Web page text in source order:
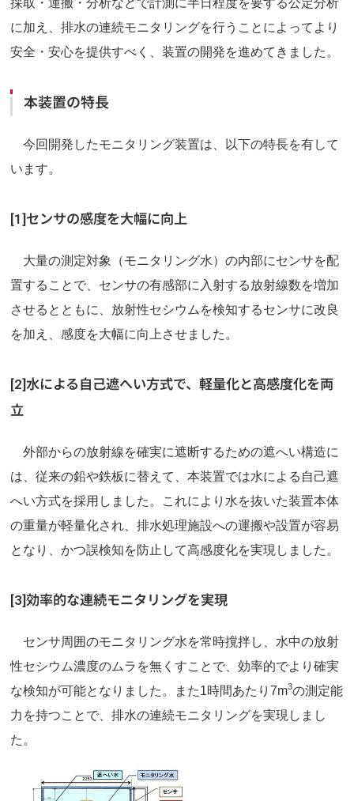
採取・運搬・分析などで計測に半日程度を要する公定分析
に加え、排水の連続モニタリングを行うことによってより
安全・安心を提供すべく、装置の開発を進めてきました。
本装置の特長
今回開発したモニタリング装置は、以下の特長を有して
います。
[1]センサの感度を大幅に向上
大量の測定対象（モニタリング水）の内部にセンサを配
置することで、センサの有感部に入射する放射線数を増加
させるとともに、放射性セシウムを検知するセンサに改良
を加え、感度を大幅に向上させました。
[2]水による自己遮へい方式で、軽量化と高感度化を両
立
外部からの放射線を確実に遮断するための遮へい構造に
は、従来の鉛や鉄板に替えて、本装置では水による自己遮
へい方式を採用しました。これにより水を抜いた装置本体
の重量が軽量化され、排水処理施設への運搬や設置が容易
となり、かつ誤検知を防止して高感度化を実現しました。
[3]効率的な連続モニタリングを実現
センサ周囲のモニタリング水を常時撹拌し、水中の放射
性セシウム濃度のムラを無くすことで、効率的でより確実
な検知が可能となりました。また1時間あたり7m3の測定能
力を持つことで、排水の連続モニタリングを実現しまし
た。